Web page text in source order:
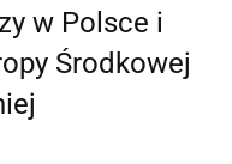
Zgody cookies
w Polsce i
Środkowej